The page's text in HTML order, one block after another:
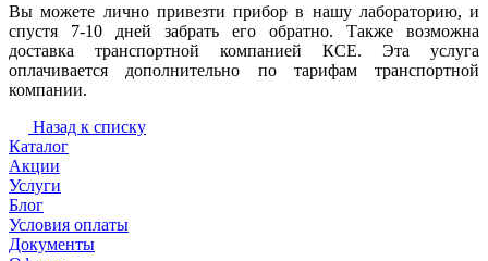
Вы можете лично привезти прибор в нашу лабораторию, и
спустя 7-10 дней забрать его обратно. Также возможна
доставка транспортной компанией КСЕ. Эта услуга
оплачивается дополнительно по тарифам транспортной
компании.
Назад к списку
Каталог
Акции
Услуги
Блог
Условия оплаты
Документы